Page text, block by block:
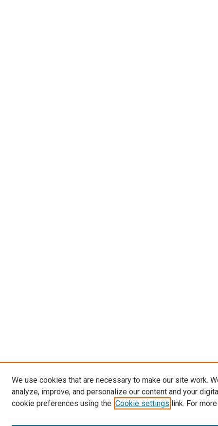
We use cookies that are necessary to make our site work.
analyze, improve, and personalize our content and your
cookie preferences using the Cookie settings link. For